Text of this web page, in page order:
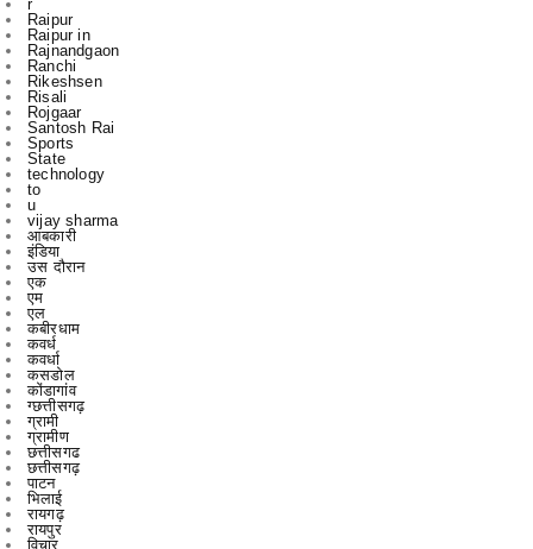
Rikeshsen
Risali
Rojgaar
Santosh Rai
Sports
State
technology
to
u
vijay sharma
आबकारी
इंडिया
उस दौरान
एक
एम
एल
कबीरधाम
कवर्ध
कवर्धा
कसडोल
कोंडागांव
ग्छत्तीसगढ़
ग्रामी
ग्रामीण
छत्तीसगढ
छत्तीसगढ़
पाटन
भिलाई
रायगढ़
रायपुर
विचार
विचार मंथन
विचारमंथन
शहर
शहरChhattisgarrh